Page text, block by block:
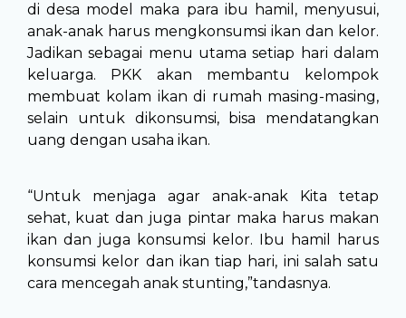
di desa model maka para ibu hamil, menyusui,
anak-anak harus mengkonsumsi ikan dan kelor.
Jadikan sebagai menu utama setiap hari dalam
keluarga. PKK akan membantu kelompok
membuat kolam ikan di rumah masing-masing,
selain untuk dikonsumsi, bisa mendatangkan
uang dengan usaha ikan.
“Untuk menjaga agar anak-anak Kita tetap
sehat, kuat dan juga pintar maka harus makan
ikan dan juga konsumsi kelor. Ibu hamil harus
konsumsi kelor dan ikan tiap hari, ini salah satu
cara mencegah anak stunting,”tandasnya.